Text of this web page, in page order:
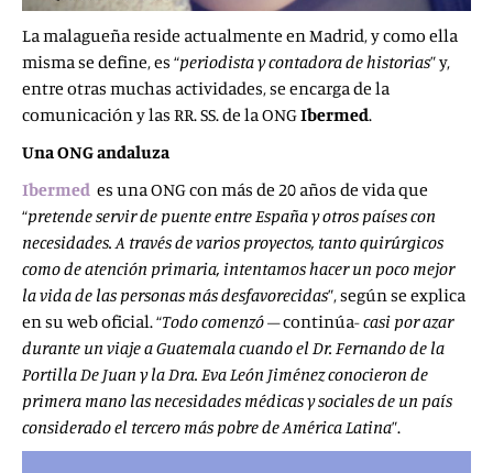
La malagueña reside actualmente en Madrid, y como ella
misma se define, es “periodista ycontadora de historias” y,
entre otras muchas actividades, se encarga de la
comunicación y las RR. SS. de la ONGIbermed.
Una ONG andaluza
Ibermed es una ONG con más de 20 años de vida que
“pretendeservir de puente entre España y otros países con
necesidades. A través de varios proyectos, tanto quirúrgicos
como de atención primaria, intentamos hacer un poco mejor
la vida de las personas más desfavorecidas”, según se explica
en su web oficial. “Todo comenzó– continúa-casi por azar
durante un viaje a Guatemala cuando el Dr. Fernando de la
Portilla De Juan y la Dra. Eva León Jiménez conocieron de
primera mano las necesidades médicas y sociales de un país
considerado el tercero más pobre de América Latina”.